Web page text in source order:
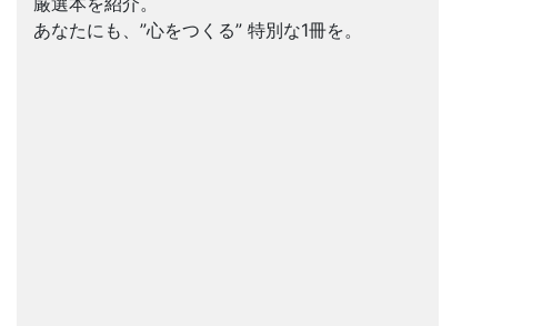
あなたにも、”心をつくる” 特別な1冊を。